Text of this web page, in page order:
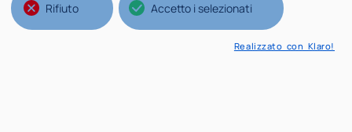
Rifiuto Accetto i selezionati
Realizzato con Klaro!